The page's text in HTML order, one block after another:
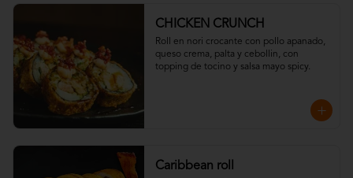
CHICKEN CRUNCH
Roll en nori crocante con pollo apanado,
queso crema, palta y cebollin, con
topping de tocino y salsa mayo spicy.
Caribbean roll